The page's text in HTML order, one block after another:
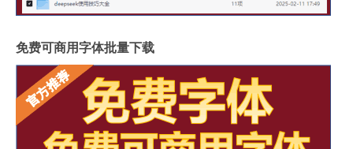
免费可商用字体批量下载